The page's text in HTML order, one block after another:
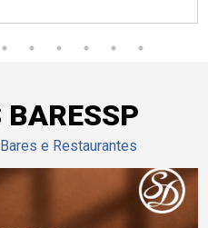
e Restaurantes